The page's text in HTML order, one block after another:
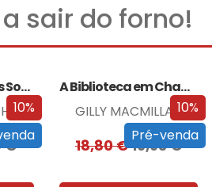
sair do forno!
10%
A Miúda dos Meus Sonhos – Edição…
€
10%
Pré-venda
A Biblioteca em Chamas
GILLY MACMILLAN
18,80€16,93€